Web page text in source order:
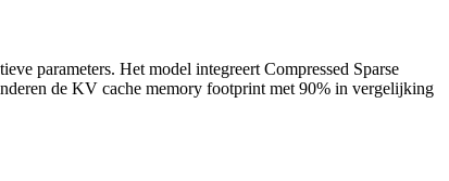
parameters. Het model integreert Compressed Sparse
de KV cache memory footprint met 90% in vergelijking